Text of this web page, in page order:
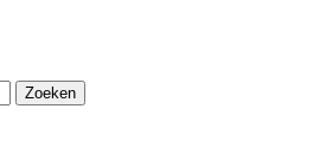
Zoeken